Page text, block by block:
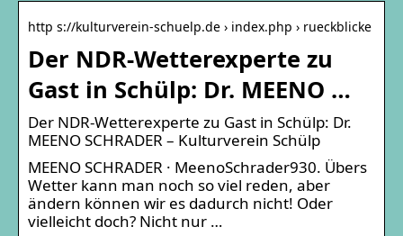
http s://kulturverein-schuelp.de › index.php › rueckblicke
Der NDR-Wetterexperte zu
Gast in Schülp: Dr. MEENO …
Der NDR-Wetterexperte zu Gast in Schülp: Dr.
MEENO SCHRADER – Kulturverein Schülp
MEENO SCHRADER · MeenoSchrader930. Übers
Wetter kann man noch so viel reden, aber
ändern können wir es dadurch nicht! Oder
vielleicht doch? Nicht nur …